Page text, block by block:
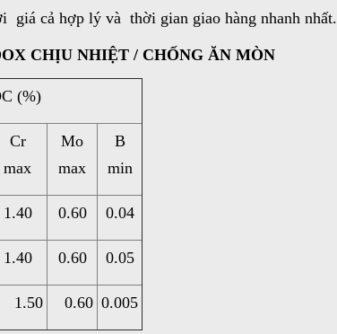
giá cả hợp lý và thời gian giao hàng nhanh nhất.
CHỊU NHIỆT / CHỐNG ĂN MÒN
(%)
Cr
max
Mo
max
B
min
1.40 0.60 0.04
1.40 0.60 0.05
1.50 0.60 0.005